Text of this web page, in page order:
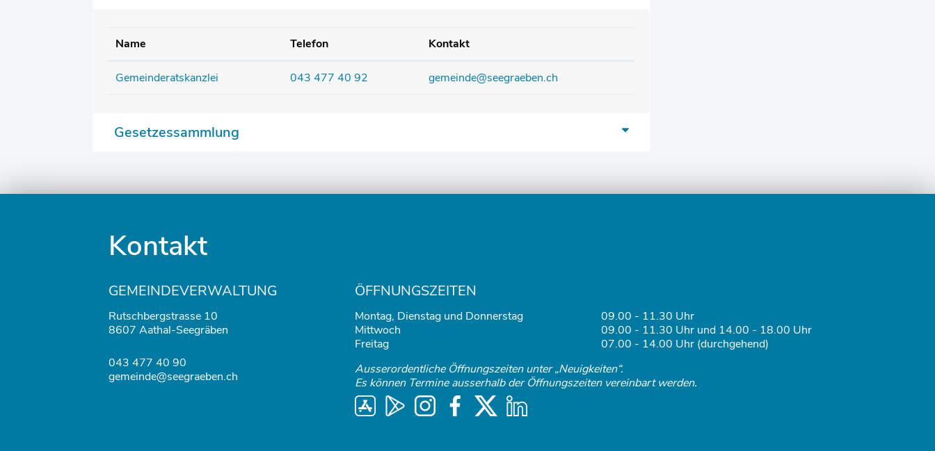
Name Telefon Kontakt
Gemeinderatskanzlei 043 477 40 92 gemeinde@seegraeben.ch
Gesetzessammlung
Kontakt
GEMEINDEVERWALTUNG
Rutschbergstrasse 10
8607 Aathal-Seegräben
043 477 40 90
gemeinde@seegraeben.ch
ÖFFNUNGSZEITEN
Montag, Dienstag und Donnerstag
09.00 - 11.30 Uhr
Mittwoch
09.00 - 11.30 Uhr und 14.00 - 18.00 Uhr
Freitag
07.00 - 14.00 Uhr (durchgehend)
Ausserordentliche Öffnungszeiten unter „Neuigkeiten“.
Es können Termine ausserhalb der Öffnungszeiten vereinbart werden.